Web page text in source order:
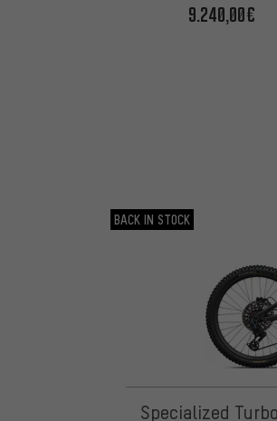
9.240,00€
BACK IN STOCK
Specialized